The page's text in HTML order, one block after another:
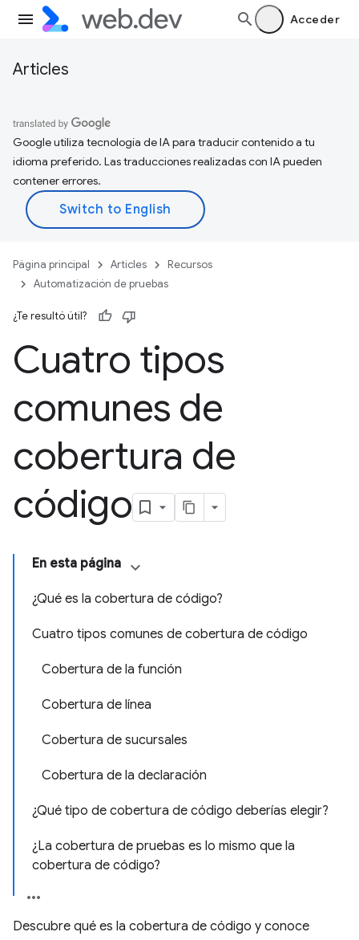
Acceder
Articles
Google utiliza tecnología de IA para traducir contenido a tu
idioma preferido. Las traducciones realizadas con IA pueden
contener errores.
Página principal Articles
Recursos
Automatización de pruebas
¿Te resultó útil?
Cuatro tipos
comunes de
cobertura de
código
En esta página
¿Qué es la cobertura de código?
Cuatro tipos comunes de cobertura de código
Cobertura de la función
Cobertura de línea
Cobertura de sucursales
Cobertura de la declaración
¿Qué tipo de cobertura de código deberías elegir?
¿La cobertura de pruebas es lo mismo que la
cobertura de código?
Descubre qué es la cobertura de código y conoce